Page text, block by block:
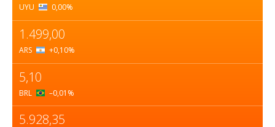
UYU 0,00%
1.499,00
ARS +0,10%
5,10
BRL –0,01 %
5.928,35